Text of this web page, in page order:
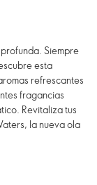
Siempre
esta
refrescantes
fragancias
Revitaliza tus
la nueva ola